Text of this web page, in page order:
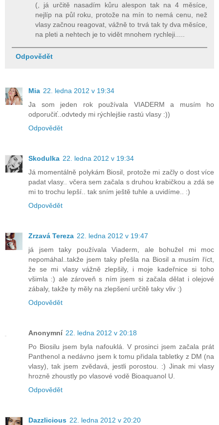
(, já určitě nasadím kůru alespon tak na 4 měsíce,
nejlíp na půl roku, protože na mín to nemá cenu, než
vlasy začnou reagovat, vážně to trvá tak ty dva měsíce,
na pleti a nehtech je to vidět mnohem rychleji.....
Odpovědět
Mia 22. ledna 2012 v 19:34
Ja som jeden rok používala VIADERM a musím ho
odporučiť..odvtedy mi rýchlejšie rastú vlasy :))
Odpovědět
Skodulka 22. ledna 2012 v 19:34
Já momentálně polykám Biosil, protože mi začly o dost více
padat vlasy.. včera sem začala s druhou krabičkou a zdá se
mi to trochu lepší.. tak sním ještě tuhle a uvidíme.. :)
Odpovědět
Zrzavá Tereza 22. ledna 2012 v 19:47
já jsem taky používala Viaderm, ale bohužel mi moc
nepomáhal..takže jsem taky přešla na Biosil a musím říct,
že se mi vlasy vážně zlepšily, i moje kadeřnice si toho
všimla :) ale zároveň s ním jsem si začala dělat i olejové
zábaly, takže ty měly na zlepšení určitě taky vliv :)
Odpovědět
Anonymní 22. ledna 2012 v 20:18
Po Biosilu jsem byla nafouklá. V prosinci jsem začala prát
Panthenol a nedávno jsem k tomu přidala tabletky z DM (na
vlasy), tak jsem zvědavá, jestli porostou. :) Jinak mi vlasy
hrozně zhoustly po vlasové vodě Bioaquanol U.
Odpovědět
Dazzlicious 22. ledna 2012 v 20:20